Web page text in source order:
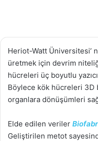
Heriot-Watt Üniversitesi’
üretmek için devrim
hücreleri üç boyutlu
Böylece kök hücreleri 3D
organlara dönüşümleri
Elde edilen veriler
Geliştirilen metot